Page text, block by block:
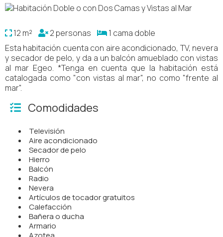
12 m² 2 personas
1 cama doble
Esta habitación cuenta con aire acondicionado, TV, nevera
y secador de pelo, y da a un balcón amueblado con vistas
al mar Egeo. *Tenga en cuenta que la habitación está
catalogada como "con vistas al mar", no como "frente al
mar".
Comodidades
Televisión
Aire acondicionado
Secador de pelo
Hierro
Balcón
Radio
Nevera
Artículos de tocador gratuitos
Calefacción
Bañera o ducha
Armario